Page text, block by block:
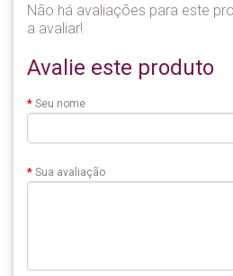
Não há avaliações para este
a avaliar!
Avalie este produto
Seu nome
Sua avaliação